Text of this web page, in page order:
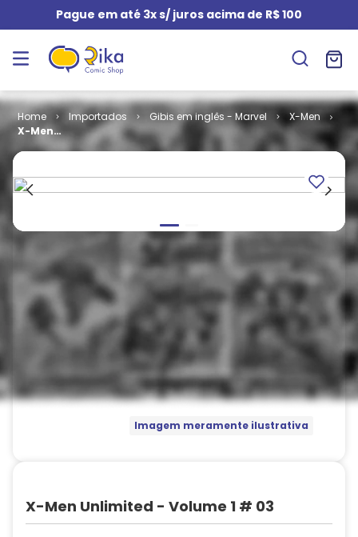
Pague em até 3x s/ juros acima de R$ 100
Importados Gibis em inglês - Marvel
X-Men
X-Men
Unlimited -
Imagem meramente ilustrativa
X-Men Unlimited - Volume 1 # 03